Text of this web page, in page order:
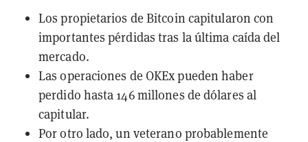
Los propietarios de Bitcoin capitularon con
importantes pérdidas tras la última caída del
mercado.
Las operaciones de OKEx pueden haber
perdido hasta 146 millones de dólares al
capitular.
Por otro lado, un veterano probablemente